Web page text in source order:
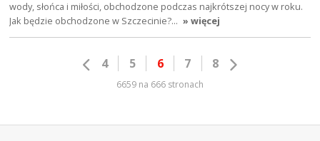
wody, słońca i miłości, obchodzone podczas najkrótszej nocy w roku.
Jak będzie obchodzone w Szczecinie?… » więcej
4 5 6 7 8
6659 na 666 stronach